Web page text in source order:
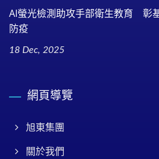
AI螢光檢測助攻手部衛生教育 彰
防疫
18 Dec, 2025
網頁導覽
旭東集團
關於我們